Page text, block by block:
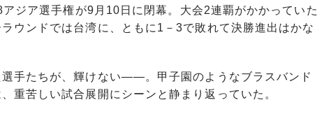
ジア選手権が9月10日に閉幕。大会2連覇がかかっていた
ウンドでは台湾に、ともに1－3で敗れて決勝進出はかな
手たちが、輝けない――。甲子園のようなブラスバンド
重苦しい試合展開にシーンと静まり返っていた。